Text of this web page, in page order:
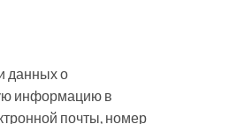
данных о
информацию в
почты, номер